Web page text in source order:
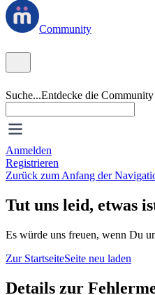
Community
Suche...Entdecke die
Anmelden
Registrieren
Zurück zum Anfang der
Tut uns leid, etwas
Es würde uns freuen, wenn Du
Zur StartseiteSeite neu laden
Details zur